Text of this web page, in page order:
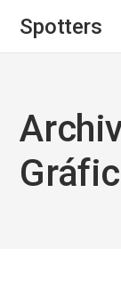
Spotters